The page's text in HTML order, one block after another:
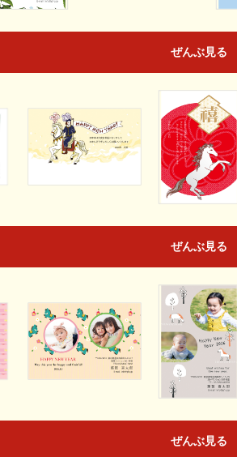
ぜんぶ見る
ぜんぶ見る
ぜんぶ見る